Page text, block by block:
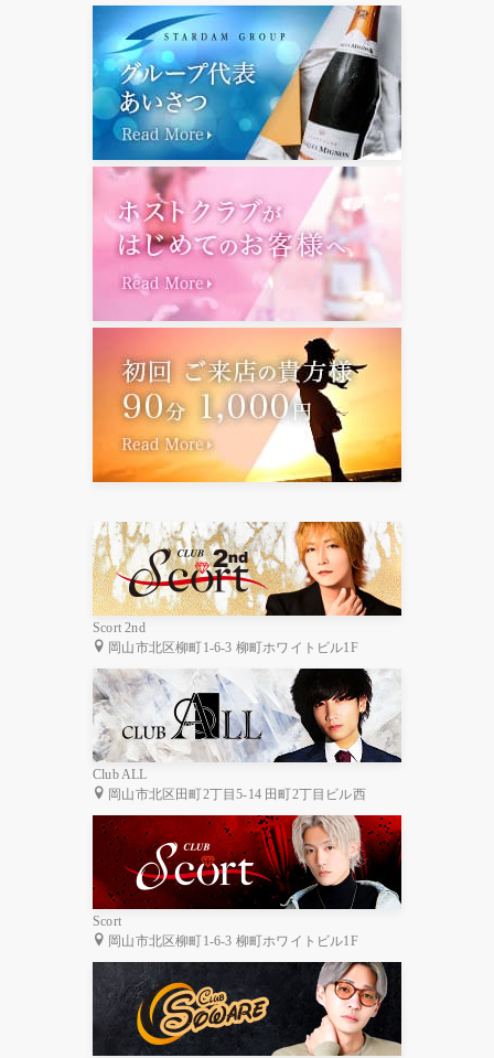
Scort 2nd
岡山市北区柳町1-6-3 柳町ホワイトビル1F
Club ALL
岡山市北区田町2丁目5-14 田町2丁目ビル西
Scort
岡山市北区柳町1-6-3 柳町ホワイトビル1F